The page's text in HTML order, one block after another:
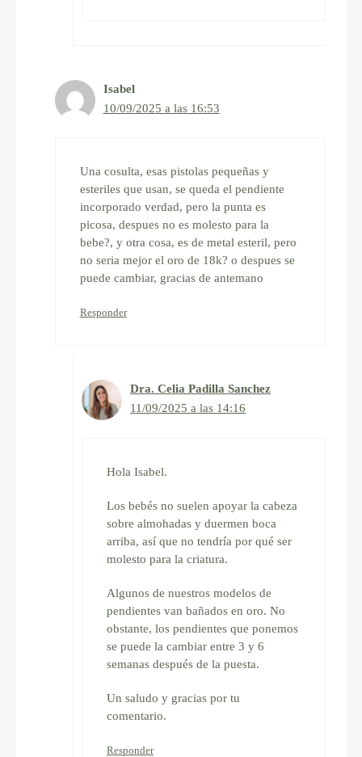
Isabel
10/09/2025 a las 16:53
Una cosulta, esas pistolas pequeñas y
esteriles que usan, se queda el pendiente
incorporado verdad, pero la punta es
picosa, despues no es molesto para la
bebe?, y otra cosa, es de metal esteril, pero
no seria mejor el oro de 18k? o despues se
puede cambiar, gracias de antemano
Responder
Dra. Celia Padilla Sanchez
11/09/2025 a las 14:16
Hola Isabel.
Los bebés no suelen apoyar la cabeza
sobre almohadas y duermen boca
arriba, así que no tendría por qué ser
molesto para la criatura.
Algunos de nuestros modelos de
pendientes van bañados en oro. No
obstante, los pendientes que ponemos
se puede la cambiar entre 3 y 6
semanas después de la puesta.
Un saludo y gracias por tu
comentario.
Responder